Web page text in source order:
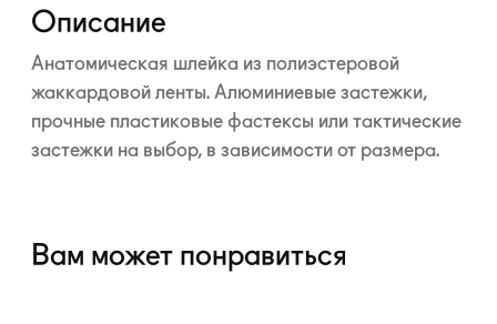
Описание
Анатомическая шлейка из полиэстеровой
жаккардовой ленты. Алюминиевые застежки,
прочные пластиковые фастексы или тактические
застежки на выбор, в зависимости от размера.
Вам может понравиться